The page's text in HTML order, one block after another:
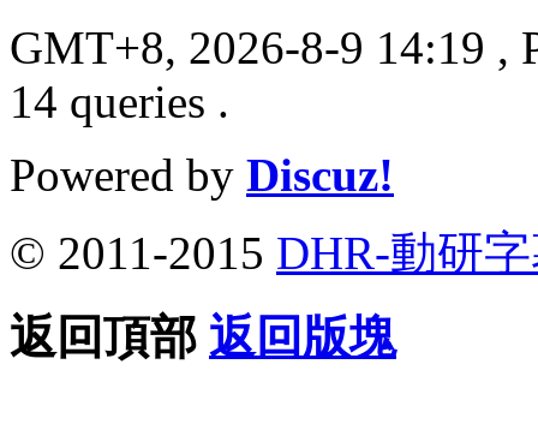
GMT+8, 2026-8-9 14:19 ,
14 queries .
Powered by Discuz!
© 2011-2015 DHR-動研
返回頂部 返回版塊